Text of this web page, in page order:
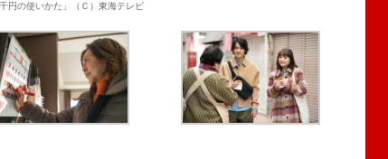
円の使いかた」（Ｃ）東海テレビ